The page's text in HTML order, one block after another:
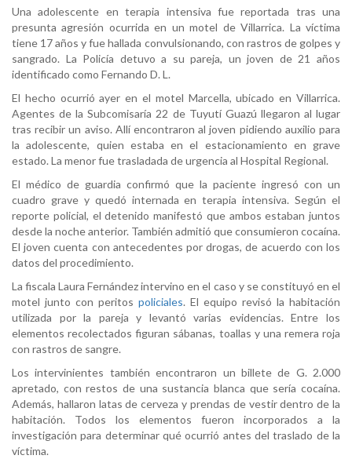
Una adolescente en terapia intensiva fue reportada tras una
presunta agresión ocurrida en un motel de Villarrica. La víctima
tiene 17 años y fue hallada convulsionando, con rastros de golpes y
sangrado. La Policía detuvo a su pareja, un joven de 21 años
identificado como Fernando D. L.
El hecho ocurrió ayer en el motel Marcella, ubicado en Villarrica.
Agentes de la Subcomisaría 22 de Tuyutí Guazú llegaron al lugar
tras recibir un aviso. Allí encontraron al joven pidiendo auxilio para
la adolescente, quien estaba en el estacionamiento en grave
estado. La menor fue trasladada de urgencia al Hospital Regional.
El médico de guardia confirmó que la paciente ingresó con un
cuadro grave y quedó internada en terapia intensiva. Según el
reporte policial, el detenido manifestó que ambos estaban juntos
desde la noche anterior. También admitió que consumieron cocaína.
El joven cuenta con antecedentes por drogas, de acuerdo con los
datos del procedimiento.
La fiscala Laura Fernández intervino en el caso y se constituyó en el
motel junto con peritos policiales. El equipo revisó la habitación
utilizada por la pareja y levantó varias evidencias. Entre los
elementos recolectados figuran sábanas, toallas y una remera roja
con rastros de sangre.
Los intervinientes también encontraron un billete de G. 2.000
apretado, con restos de una sustancia blanca que sería cocaína.
Además, hallaron latas de cerveza y prendas de vestir dentro de la
habitación. Todos los elementos fueron incorporados a la
investigación para determinar qué ocurrió antes del traslado de la
víctima.